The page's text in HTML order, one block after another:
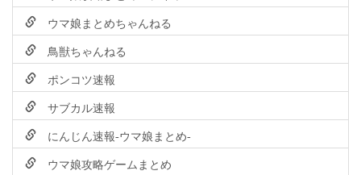
ウマ娘まとめちゃんねる
鳥獣ちゃんねる
ポンコツ速報
サブカル速報
にんじん速報-ウマ娘まとめ-
ウマ娘攻略ゲームまとめ